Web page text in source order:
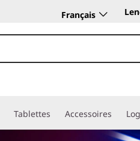
Français
Tablettes Accessoires